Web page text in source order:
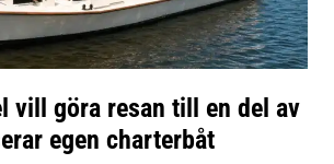
vill göra resan till en del av
egen charterbåt